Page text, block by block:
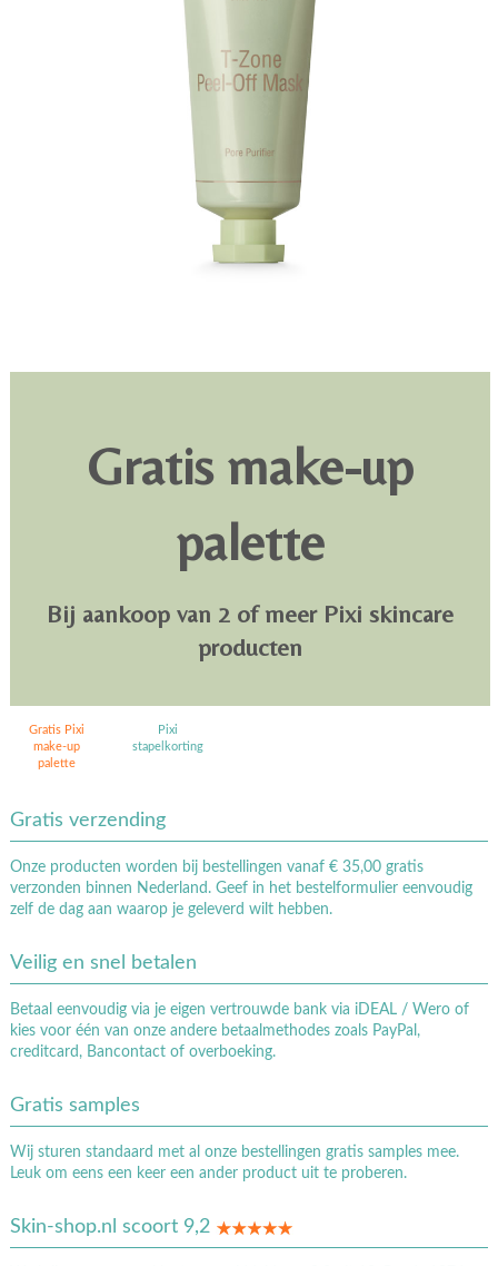
Gratis make-up
palette
Bij aankoop van 2 of meer Pixi skincare
producten
Gratis Pixi
make-up
palette
Pixi
stapelkorting
Gratis verzending
Onze producten worden bij bestellingen vanaf € 35,00 gratis
verzonden binnen Nederland. Geef in het bestelformulier eenvoudig
zelf de dag aan waarop je geleverd wilt hebben.
Veilig en snel betalen
Betaal eenvoudig via je eigen vertrouwde bank via iDEAL / Wero of
kies voor één van onze andere betaalmethodes zoals PayPal,
creditcard, Bancontact of overboeking.
Gratis samples
Wij sturen standaard met al onze bestellingen gratis samples mee.
Leuk om eens een keer een ander product uit te proberen.
Skin-shop.nl scoort 9,2